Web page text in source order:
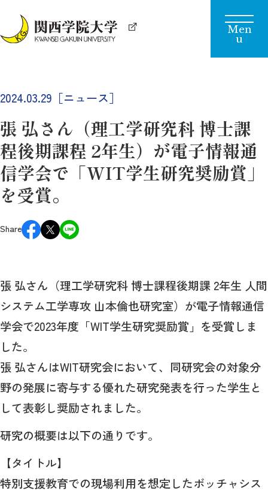
2024.03.29［ニュース］
張 弘さん（理工学研究科 博士課
程後期課程 2年生）が電子情報通
信学会で「WIT学生研究奨励賞」
を受賞。
Share
張 弘さん（理工学研究科 博士課程後期課 2年生 人間
システム工学専攻 山本倫也研究室）が電子情報通信
学会で2023年度「WIT学生研究奨励賞」を受賞しま
した。
張 弘さんはWIT研究会において、同研究会の対象分
野の発展に寄与する優れた研究発表を行った学生と
して表彰し奨励されました。
研究の概要は以下の通りです。
【タイトル】
特別支援教育での現場利用を想定したボッチャシス